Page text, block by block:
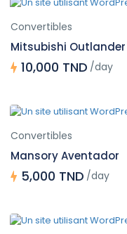
Convertibles
Mitsubishi Outlander
10,000 TND /day
Convertibles
Mansory Aventador
5,000 TND /day